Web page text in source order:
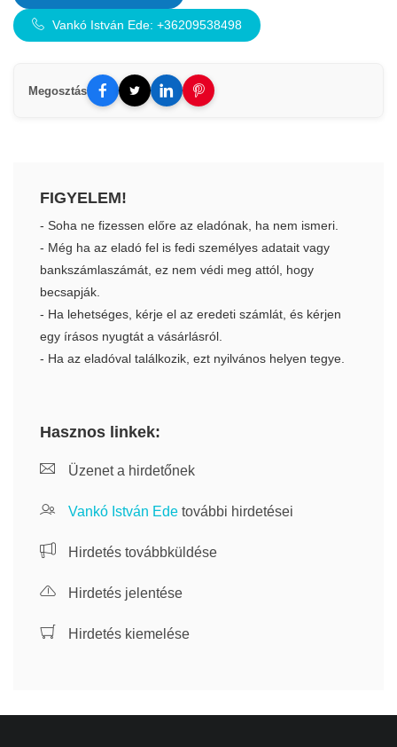
Vankó István Ede: +36209538498
Megosztás
FIGYELEM!
- Soha ne fizessen előre az eladónak, ha nem ismeri.
- Még ha az eladó fel is fedi személyes adatait vagy
bankszámlaszámát, ez nem védi meg attól, hogy
becsapják.
- Ha lehetséges, kérje el az eredeti számlát, és kérjen
egy írásos nyugtát a vásárlásról.
- Ha az eladóval találkozik, ezt nyilvános helyen tegye.
Hasznos linkek:
Üzenet a hirdetőnek
Vankó István Ede további hirdetései
Hirdetés továbbküldése
Hirdetés jelentése
Hirdetés kiemelése